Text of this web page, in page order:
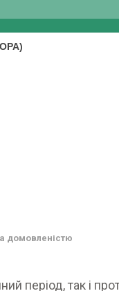
домовленістю
період, так і